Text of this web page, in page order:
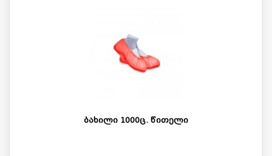
ბახილი 1000ც. წითელი